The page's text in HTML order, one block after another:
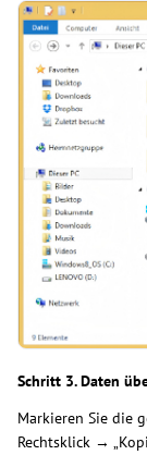
Schritt 3. Daten
Markieren Sie die
Rechtsklick →